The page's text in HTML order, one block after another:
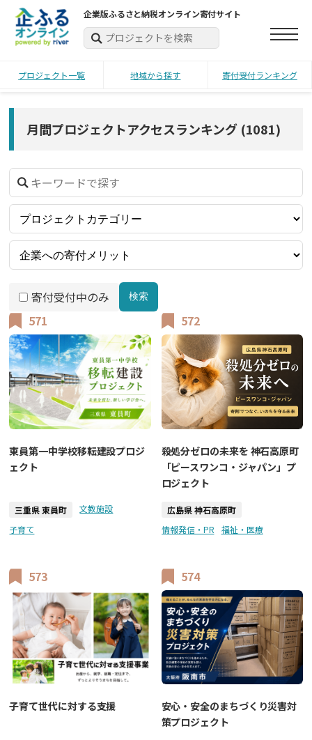
企業版ふるさと納税オンライン寄付サイト
プロジェクト一覧 地域から探す 寄付受付ランキング
月間プロジェクトアクセスランキング(1081)
寄付受付中のみ 検索
571
東員第一中学校移転建設プロジ
ェクト
三重県 東員町
文教施設
子育て
572
殺処分ゼロの未来を 神石高原町
「ピースワンコ・ジャパン」プ
ロジェクト
広島県 神石高原町
情報発信・PR
福祉・医療
573
子育て世代に対する支援
574
安心・安全のまちづくり災害対
策プロジェクト